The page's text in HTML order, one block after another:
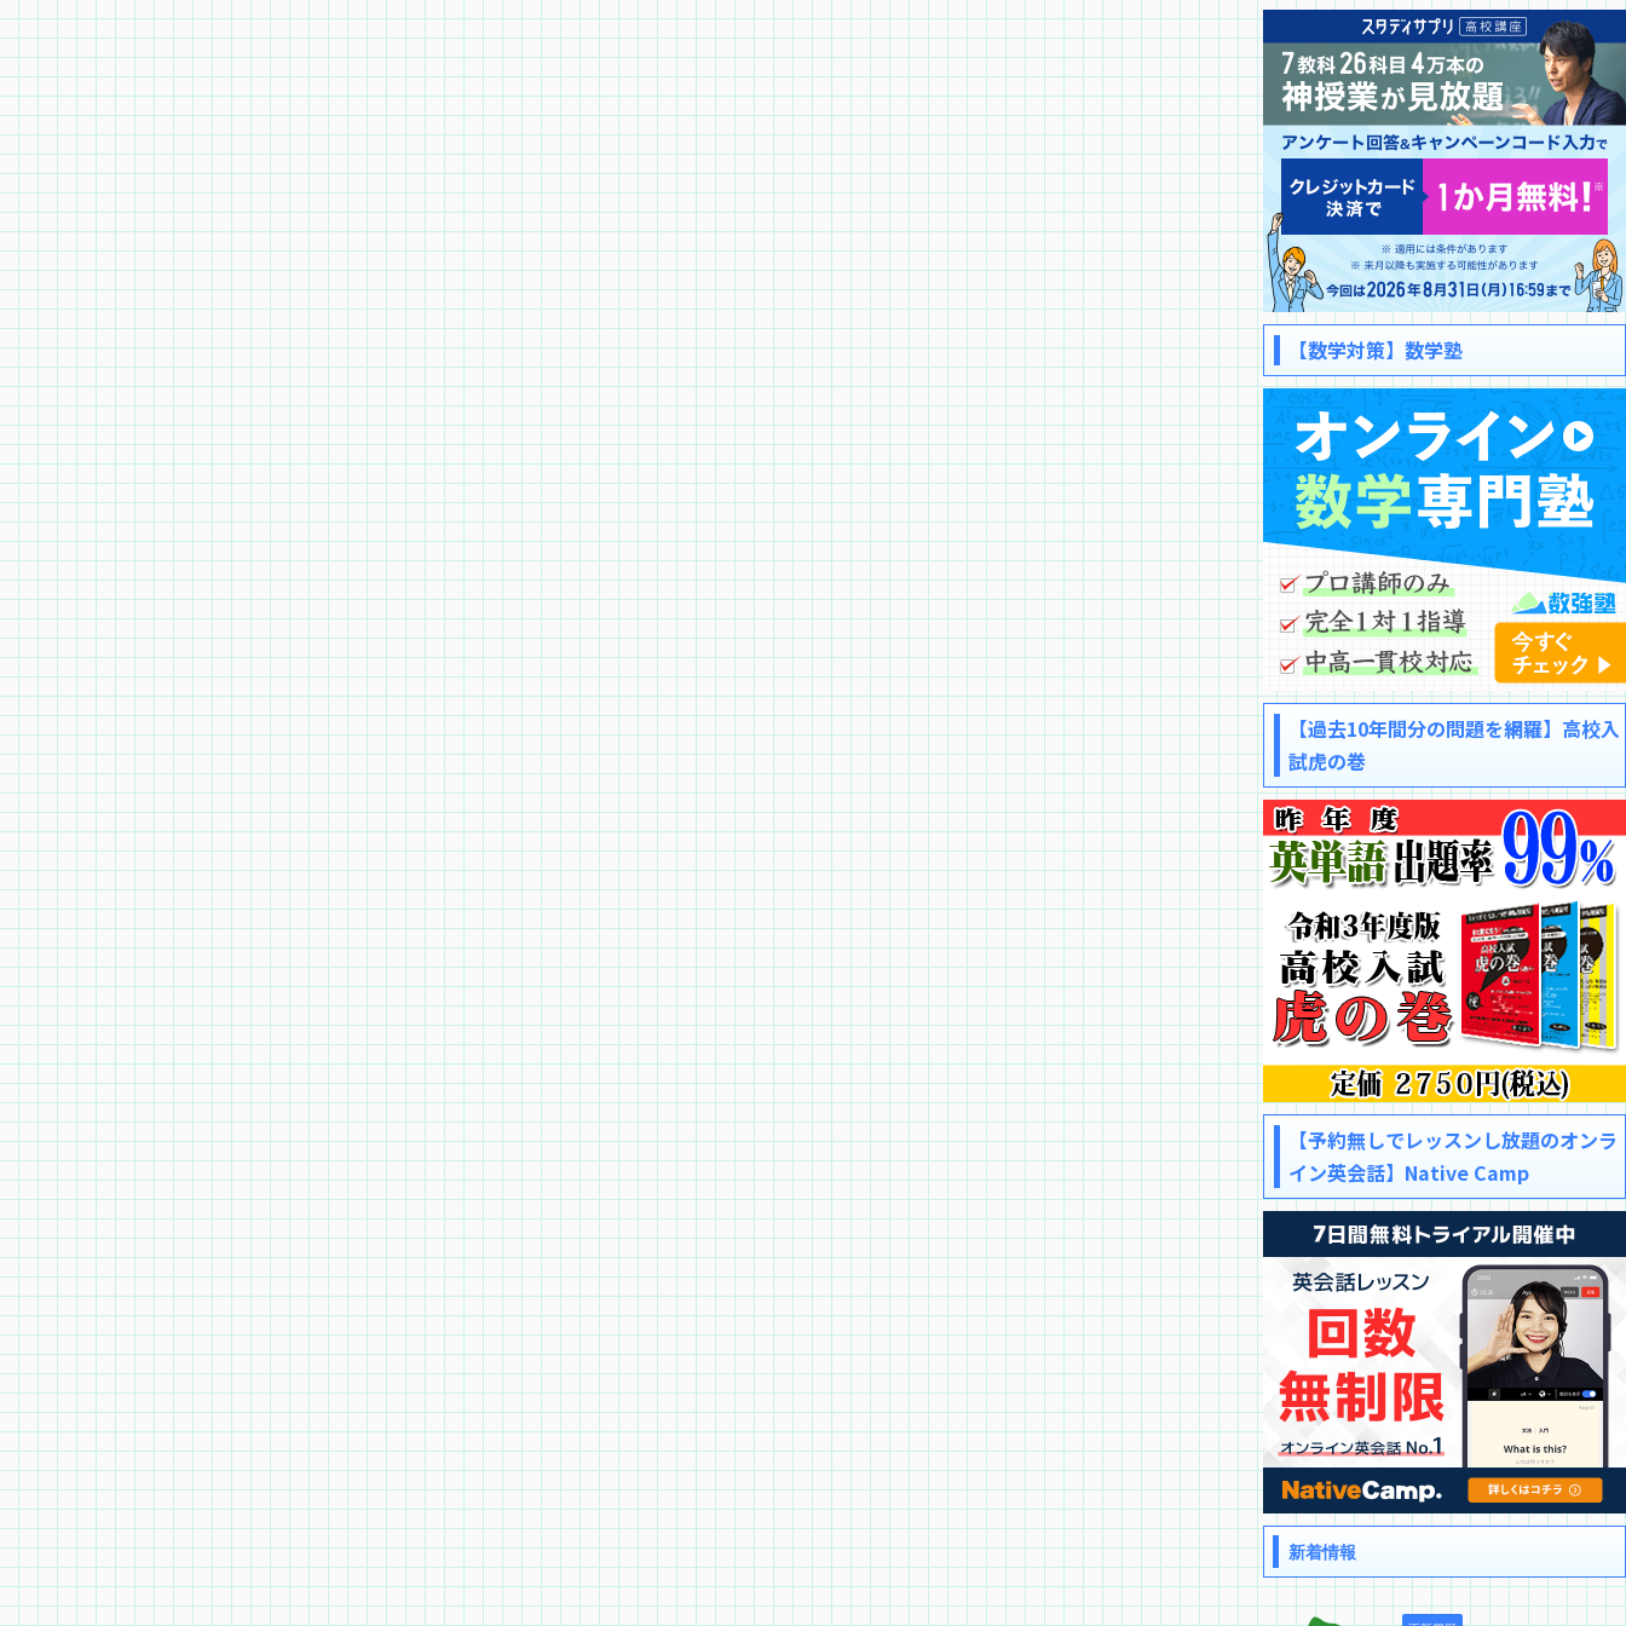
【数学対策】数学塾
【過去10年間分の問題を網羅】高校入
試虎の巻
【予約無しでレッスンし放題のオンラ
イン英会話】Native Camp
新着情報